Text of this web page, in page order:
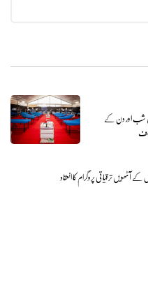
شب اور دن کے
آٹھویں ترقیاتی پروگرام کا انعقاد